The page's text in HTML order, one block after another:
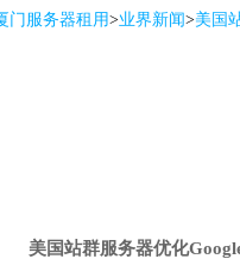
门服务器租用>业界新闻>美国
美国站群服务器优化